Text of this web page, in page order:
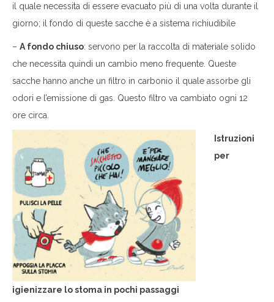
il quale necessita di essere evacuato più di una volta durante il
giorno; il fondo di queste sacche è a sistema richiudibile
– A fondo chiuso: servono per la raccolta di materiale solido
che necessita quindi un cambio meno frequente. Queste
sacche hanno anche un filtro in carbonio il quale assorbe gli
odori e l’emissione di gas. Questo filtro va cambiato ogni 12
ore circa.
Istruzioni
per
igienizzare lo stoma in pochi passaggi